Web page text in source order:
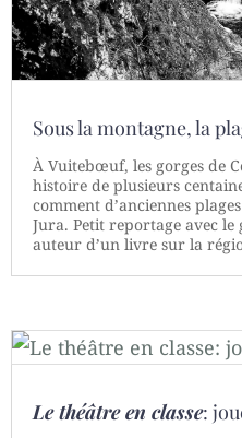
Sous la montagne, la
À Vuitebœuf, les gorges de
histoire de plusieurs
comment d’anciennes
Jura. Petit reportage avec le
auteur d’un livre sur la
Le théâtre en classe: